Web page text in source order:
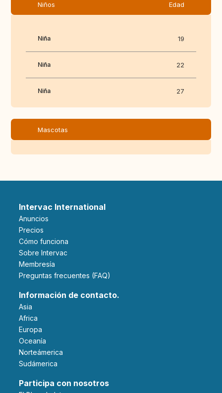
Niños Edad
Niña 19
Niña 22
Niña 27
Mascotas
Intervac International
Anuncios
Precios
Cómo funciona
Sobre Intervac
Membresía
Preguntas frecuentes (FAQ)
Información de contacto.
Asia
Africa
Europa
Oceanía
Norteámerica
Sudámerica
Participa con nosotros